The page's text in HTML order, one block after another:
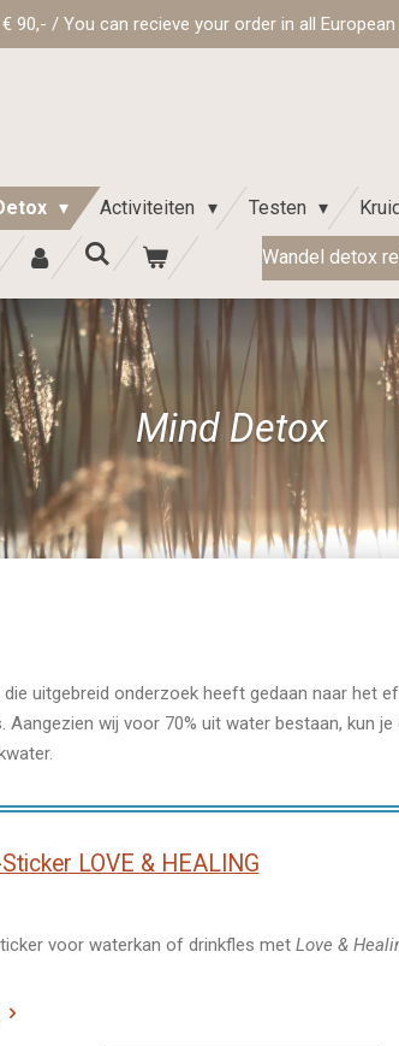
90,- / You can recieve your order in all
Activiteiten Testen
Wandel detox
Mind Detox
uitgebreid onderzoek heeft gedaan naar het
wij voor 70% uit water bestaan, kun
LOVE & HEALING
voor waterkan of drinkfles met Love &